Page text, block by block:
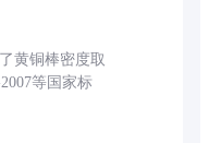
黄铜棒密度取
等国家标